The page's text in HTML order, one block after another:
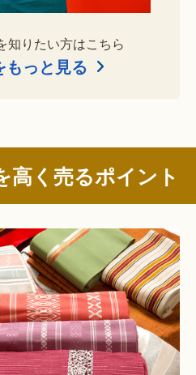
知りたい方はこちら
もっと見る
高く売るポイント